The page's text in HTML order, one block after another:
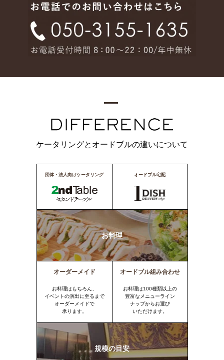
ケータリングとオードブルの違いについて
団体・法人向けケータリング オードブル宅配
お料理
オーダーメイド
お料理はもちろん、
イベントの演出に至るまで
オーダーメイドで
承ります。
オードブル組み合わせ
お料理は100種類以上の
豊富なメニューライン
ナップからお選び
いただけます。
規模の目安